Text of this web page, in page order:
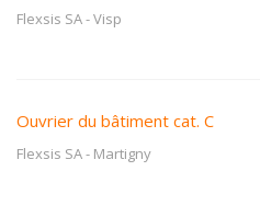
Flexsis SA-Visp
Ouvrier du bâtiment cat. C
Flexsis SA- Martigny